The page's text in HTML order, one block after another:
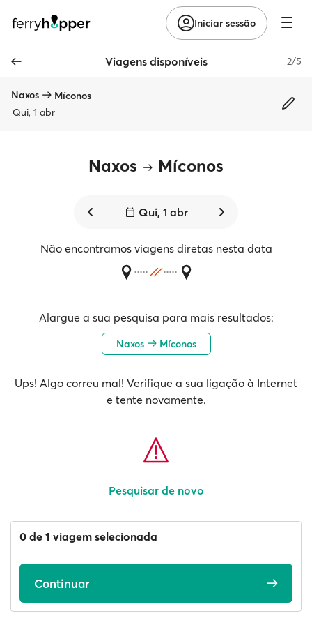
Iniciar sessão
Viagens disponíveis 2/5
Naxos
Míconos
Qui, 1 abr
Naxos Míconos
Qui, 1 abr
Não encontramos viagens diretas nesta data
Alargue a sua pesquisa para mais resultados:
Naxos Míconos
Ups! Algo correu mal! Verifique a sua ligação à Internet
e tente novamente.
Pesquisar de novo
0 de 1 viagem selecionada
Continuar